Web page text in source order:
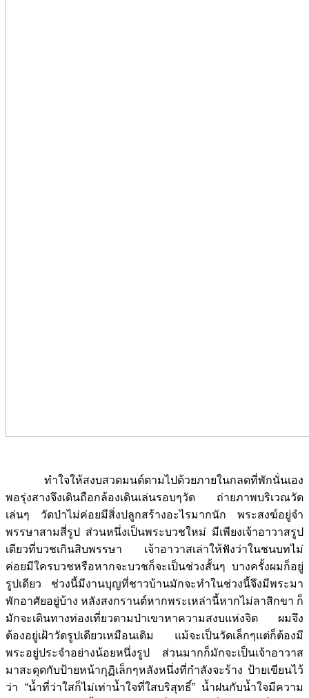
ทำใจให้สงบสวดมนต์ตามไปด้วยภายในกลดที่พักนั่นเอง
พอรุ่งสางจึงเดินถือกล้องเดินเล่นรอบๆวัด ถ่ายภาพบริเวณวัด
เล่นๆ วัดป่าไม่ค่อยมีสิ่งปลูกสร้างอะไรมากนัก พระสงฆ์อยู่จำ
พรรษาสามสี่รูป ส่วนหนึ่งเป็นพระบวชใหม่ มีเพียงเจ้าอาวาสรูป
เดียวที่บวชเกินสิบพรรษา เจ้าอาวาสเล่าให้ฟังว่าในชนบทไม่
ค่อยมีใครบวชหรือหากจะบวชก็จะเป็นช่วงสั้นๆ บางครั้งผมก็อยู่
รูปเดียว ช่วงนี้มีงานบุญที่ชาวบ้านมักจะทำในช่วงนี้จึงมีพระมา
พักอาศัยอยู่บ้าง หลังสงกรานต์หากพระเหล่านี้หากไม่ลาสิกขา ก็
มักจะเดินทางท่องเที่ยวตามป่าเขาหาความสงบแห่งจิต ผมจึง
ต้องอยู่เฝ้าวัดรูปเดียวเหมือนเดิม แม้จะเป็นวัดเล็กๆแต่ก็ต้องมี
พระอยู่ประจำอย่างน้อยหนึ่งรูป ส่วนมากก็มักจะเป็นเจ้าอาวาส
มาสะดุดกับป้ายหน้ากุฏิเล็กๆหลังหนึ่งที่กำลังจะร้าง ป้ายเขียนไว้
ว่า “น้ำที่ว่าใสก็ไม่เท่าน้ำใจที่ใสบริสุทธิ์” น้ำฝนกับน้ำใจมีความ